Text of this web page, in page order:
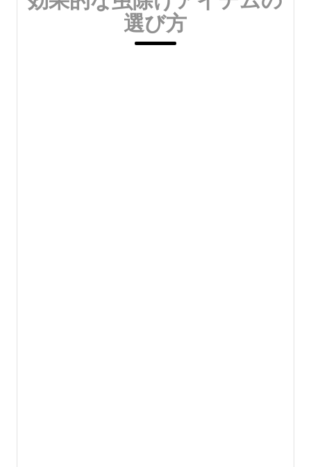
潔に保つことは、虫の侵入を防ぐ最も基本的な方法で